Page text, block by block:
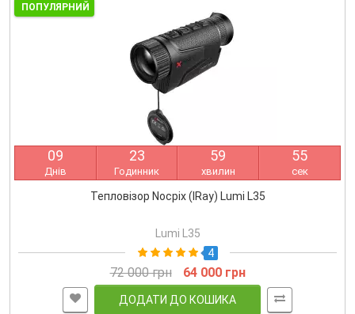
ПОПУЛЯРНИЙ
09
Днів
23
Годинник
59
хвилин
54
сек
Тепловізор Nocpix (IRay) Lumi L35
Lumi L35
4
72 000 грн 64 000 грн
ДОДАТИ ДО КОШИКА